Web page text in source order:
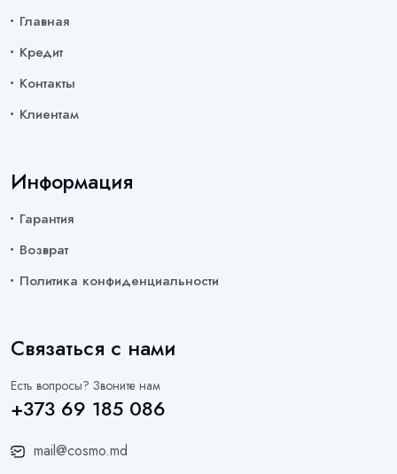
Главная
Кредит
Контакты
Клиентам
Информация
Гарантия
Возврат
Политика конфиденциальности
Связаться с нами
Есть вопросы? Звоните нам
+373 69 185 086
mail@cosmo.md